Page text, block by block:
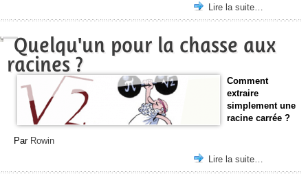
Lire la suite…
Quelqu'un pour la chasse aux
racines ?
Comment
extraire
simplement une
racine carrée ?
Par Rowin
Lire la suite…